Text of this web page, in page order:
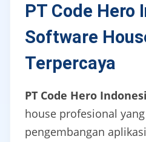
PT Code Hero
Software
Terpercaya
PT Code Hero
house profesional
pengembangan